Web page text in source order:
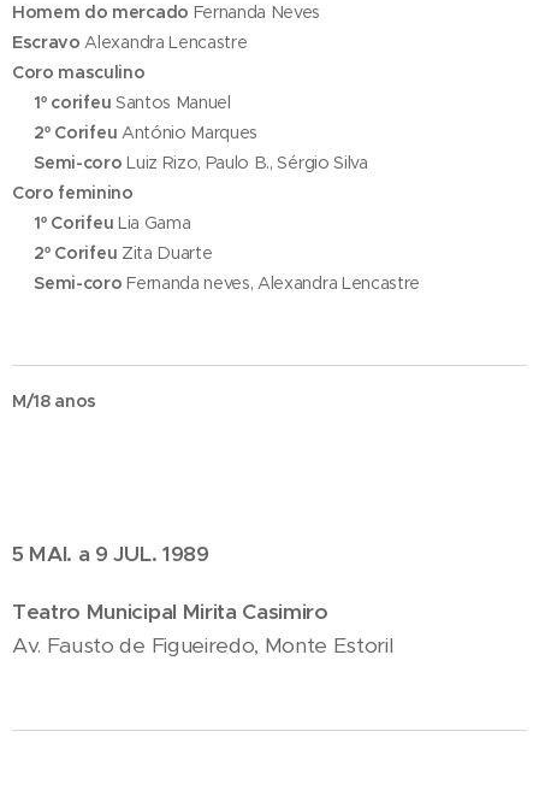
Homem do mercado Fernanda Neves
Escravo Alexandra Lencastre
Coro masculino
1º corifeu Santos Manuel
2º Corifeu António Marques
Semi-coroLuiz Rizo, Paulo B., Sérgio Silva
Coro feminino
1º Corifeu Lia Gama
2º Corifeu Zita Duarte
Semi-coroFernanda neves, Alexandra Lencastre
M/18 anos
5 MAI. a 9 JUL. 1989
Teatro Municipal Mirita Casimiro
Av. Fausto de Figueiredo, Monte Estoril